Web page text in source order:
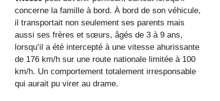
concerne la famille à bord. À bord de son véhicule,
il transportait non seulement ses parents mais
aussi ses frères et sœurs, âgés de 3 à 9 ans,
lorsqu’il a été intercepté à une vitesse ahurissante
de 176 km/h sur une route nationale limitée à 100
km/h. Un comportement totalement irresponsable
qui aurait pu virer au drame.